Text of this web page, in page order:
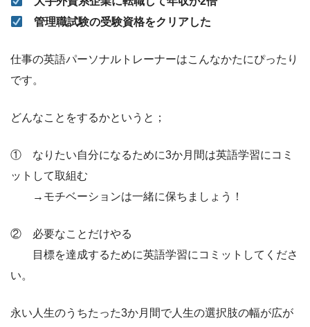
管理職試験の受験資格をクリアした
仕事の英語パーソナルトレーナーはこんなかたにぴったり
です。
どんなことをするかというと；
① なりたい自分になるために3か月間は英語学習にコミ
ットして取組む
→モチベーションは一緒に保ちましょう！
② 必要なことだけやる
目標を達成するために英語学習にコミットしてくださ
い。
永い人生のうちたった3か月間で人生の選択肢の幅が広が